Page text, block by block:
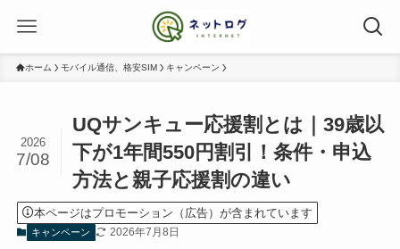
ホーム モバイル通信、格安SIM キャンペーン
UQサンキュー応援割とは｜39歳以
下が1年間550円割引！条件・申込
方法と親子応援割の違い
2026
7/08
本ページはプロモーション（広告）が含まれています
キャンペーン 2026年7月8日